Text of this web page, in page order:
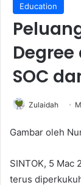
Education
SOC
Zulaidah
Gambar oleh
SINTOK, 5 Mac
terus